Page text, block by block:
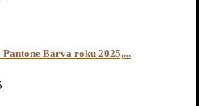
Pantone Barva roku 2025,...